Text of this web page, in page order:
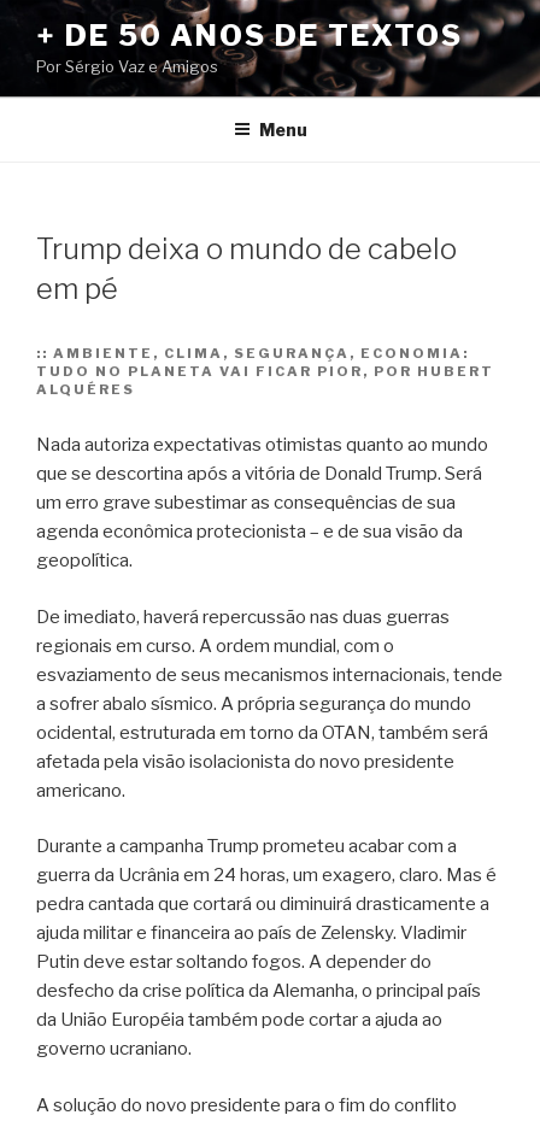
conteúdo
+ DE 50 ANOS DE TEXTOS
Por Sérgio Vaz e Amigos
Menu
Trump deixa o mundo de cabelo
em pé
:: AMBIENTE, CLIMA, SEGURANÇA, ECONOMIA:
TUDO NO PLANETA VAI FICAR PIOR, POR HUBERT
ALQUÉRES
Nada autoriza expectativas otimistas quanto ao mundo
que se descortina após a vitória de Donald Trump. Será
um erro grave subestimar as consequências de sua
agenda econômica protecionista – e de sua visão da
geopolítica.
De imediato, haverá repercussão nas duas guerras
regionais em curso. A ordem mundial, com o
esvaziamento de seus mecanismos internacionais, tende
a sofrer abalo sísmico. A própria segurança do mundo
ocidental, estruturada em torno da OTAN, também será
afetada pela visão isolacionista do novo presidente
americano.
Durante a campanha Trump prometeu acabar com a
guerra da Ucrânia em 24 horas, um exagero, claro. Mas é
pedra cantada que cortará ou diminuirá drasticamente a
ajuda militar e financeira ao país de Zelensky. Vladimir
Putin deve estar soltando fogos. A depender do
desfecho da crise política da Alemanha, o principal país
da União Européia também pode cortar a ajuda ao
governo ucraniano.
A solução do novo presidente para o fim do conflito